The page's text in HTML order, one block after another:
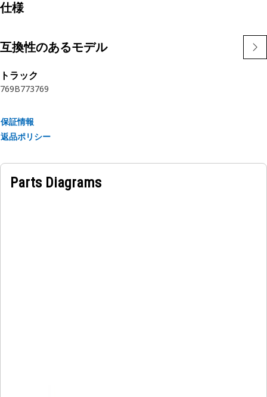
仕様
互換性のあるモデル
トラック
769B773769
保証情報
返品ポリシー
Parts Diagrams